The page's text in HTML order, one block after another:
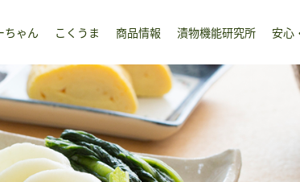
ちゃん こくうま 商品情報 漬物機能研究所 安心